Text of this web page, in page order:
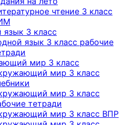
чтение 3 класс
язык 3 класс
язык 3 класс рабочие
мир 3 класс
мир 3 класс
мир 3 класс
тетради
мир 3 класс ВПР